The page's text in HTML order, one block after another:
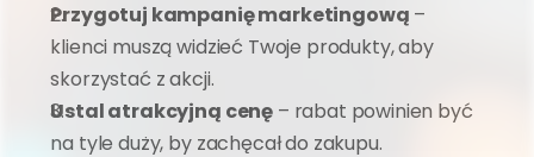
Przygotuj kampanię marketingową –
klienci muszą widzieć Twoje produkty, aby
skorzystać z akcji.
Ustal atrakcyjną cenę – rabat powinien być
na tyle duży, by zachęcał do zakupu.